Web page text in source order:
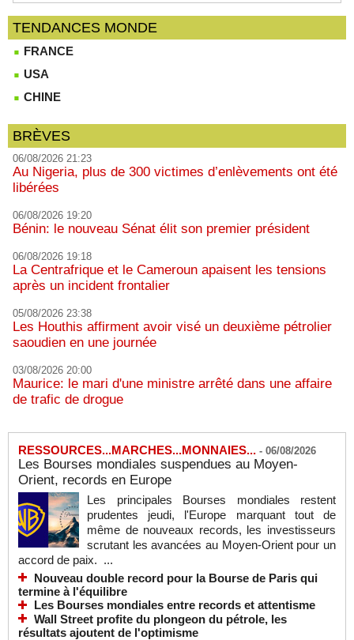
TENDANCES MONDE
FRANCE
USA
CHINE
BRÈVES
06/08/2026 21:23
Au Nigeria, plus de 300 victimes d’enlèvements ont été
libérées
06/08/2026 19:20
Bénin: le nouveau Sénat élit son premier président
06/08/2026 19:18
La Centrafrique et le Cameroun apaisent les tensions
après un incident frontalier
05/08/2026 23:38
Les Houthis affirment avoir visé un deuxième pétrolier
saoudien en une journée
03/08/2026 20:00
Maurice: le mari d'une ministre arrêté dans une affaire
de trafic de drogue
RESSOURCES...MARCHES...MONNAIES... - 06/08/2026
Les Bourses mondiales suspendues au Moyen-
Orient, records en Europe
Les principales Bourses mondiales restent
prudentes jeudi, l'Europe marquant tout de
même de nouveaux records, les investisseurs
scrutant les avancées au Moyen-Orient pour un
accord de paix. ...
Nouveau double record pour la Bourse de Paris qui
termine à l'équilibre
Les Bourses mondiales entre records et attentisme
Wall Street profite du plongeon du pétrole, les
résultats ajoutent de l'optimisme